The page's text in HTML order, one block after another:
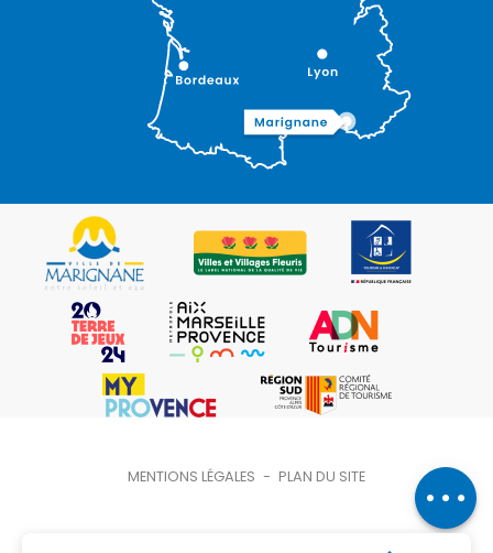
par email
MENTIONS LÉGALES - PLAN DU SITE